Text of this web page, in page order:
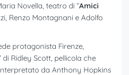
Novella, teatro di “Amici
Renzo Montagnani e Adolfo
protagonista Firenze,
di Ridley Scott, pellicola che
da Anthony Hopkins